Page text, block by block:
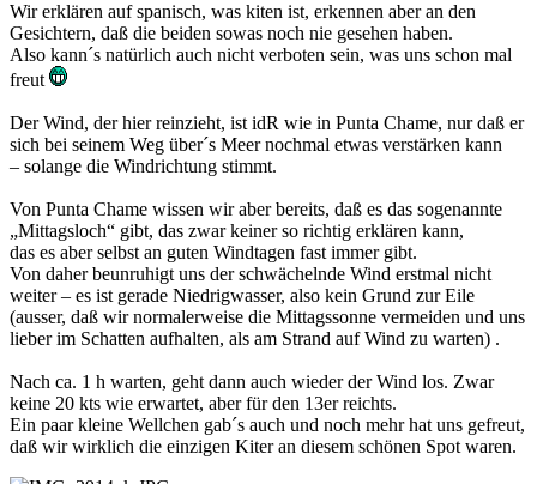
Wir erklären auf spanisch, was kiten ist, erkennen aber an den
Gesichtern, daß die beiden sowas noch nie gesehen haben.
Also kann´s natürlich auch nicht verboten sein, was uns schon mal
freut
Der Wind, der hier reinzieht, ist idR wie in Punta Chame, nur daß er
sich bei seinem Weg über´s Meer nochmal etwas verstärken kann
– solange die Windrichtung stimmt.
Von Punta Chame wissen wir aber bereits, daß es das sogenannte
„Mittagsloch“ gibt, das zwar keiner so richtig erklären kann,
das es aber selbst an guten Windtagen fast immer gibt.
Von daher beunruhigt uns der schwächelnde Wind erstmal nicht
weiter – es ist gerade Niedrigwasser, also kein Grund zur Eile
(ausser, daß wir normalerweise die Mittagssonne vermeiden und uns
lieber im Schatten aufhalten, als am Strand auf Wind zu warten) .
Nach ca. 1 h warten, geht dann auch wieder der Wind los. Zwar
keine 20 kts wie erwartet, aber für den 13er reichts.
Ein paar kleine Wellchen gab´s auch und noch mehr hat uns gefreut,
daß wir wirklich die einzigen Kiter an diesem schönen Spot waren.